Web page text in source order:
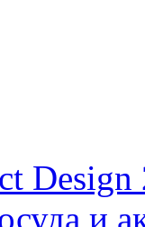
Design
и